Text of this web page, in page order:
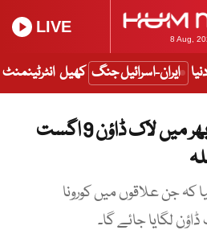
8 Aug,
LIVE
دنیا ایران-اسرائیل جنگ کھیل انٹرٹینمنٹ
کراچی سمیت سندھ بھر میں لاک ڈاؤن 9 اگست
جن علاقوں میں کورونا
لگایا جائے گا۔